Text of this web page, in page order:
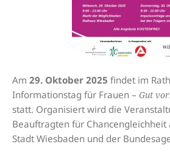
Am 29. Oktober 2025 findet im
Informationstag für Frauen – Gut
statt. Organisiert wird die
Beauftragten für
Stadt Wiesbaden und der